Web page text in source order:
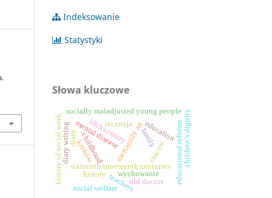
Indeksowanie
Statystyki
Słowa kluczowe
mercantile art
sixteenth-nineteenth centuries
cracow
childhood
education
family
mental disease
18th century
socially maladjusted young people
educational reforms
kraków
recenzja
wychowanie
teachers
diary
diary writing
history
social welfare
history of social work old doctor
children’s dignity